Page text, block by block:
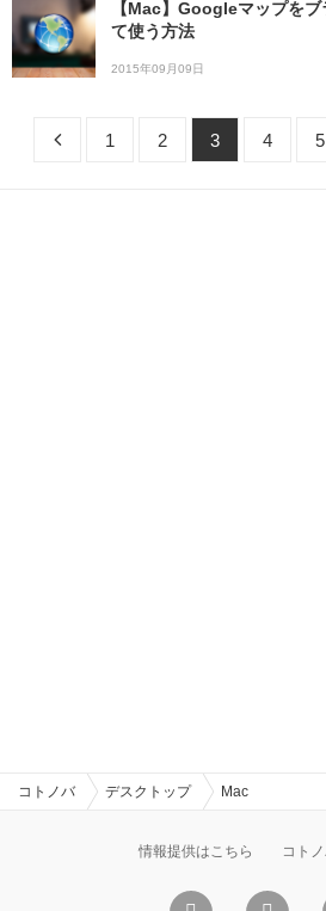
【Mac】Googleマップを
て使う方法
2015年09月09日
1 2 3 4 5
コトノバ デスクトップ Mac
情報提供はこちら コト